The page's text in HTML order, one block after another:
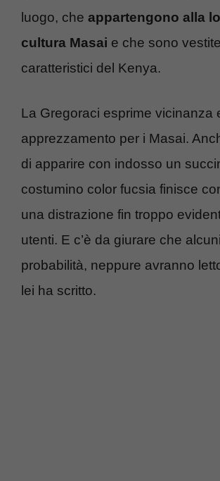
luogo, che appartengono alla
cultura Masai e che sono
caratteristici del Kenya.
La Gregoraci esprime vicinanza
apprezzamento per i Masai.
di apparire con indosso un
costumino color fucsia finisce
una distrazione fin troppo
utenti. E c’è da giurare che
probabilità, neppure avranno
lei ha scritto.